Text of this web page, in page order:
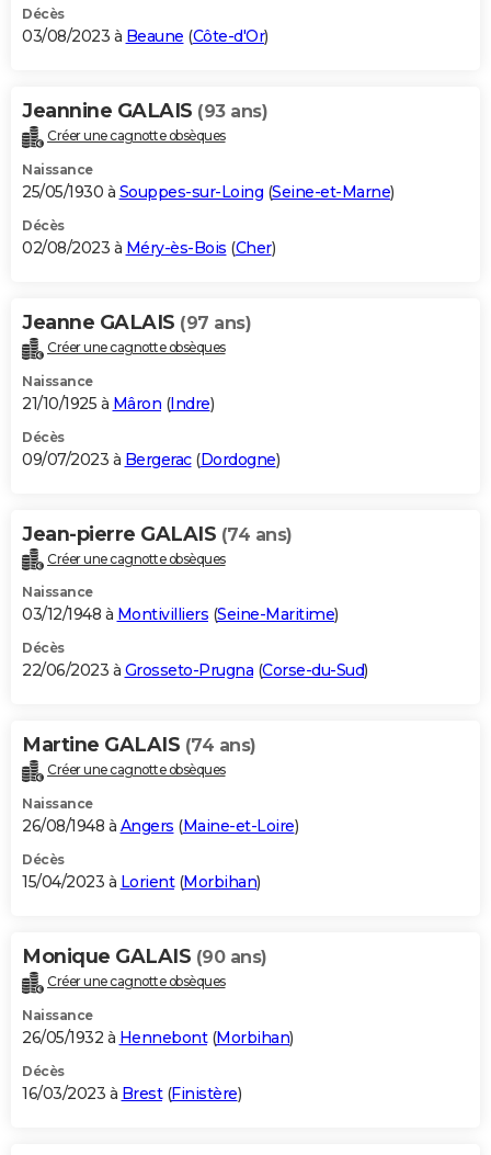
Décès
03/08/2023 à Beaune (Côte-d'Or)
Jeannine GALAIS (93 ans)
Créer une cagnotte obsèques
Naissance
25/05/1930 à Souppes-sur-Loing (Seine-et-Marne)
Décès
02/08/2023 à Méry-ès-Bois (Cher)
Jeanne GALAIS (97 ans)
Créer une cagnotte obsèques
Naissance
21/10/1925 à Mâron (Indre)
Décès
09/07/2023 à Bergerac(Dordogne)
Jean-pierre GALAIS (74 ans)
Créer une cagnotte obsèques
Naissance
03/12/1948 à Montivilliers (Seine-Maritime)
Décès
22/06/2023 à Grosseto-Prugna (Corse-du-Sud)
Martine GALAIS (74 ans)
Créer une cagnotte obsèques
Naissance
26/08/1948 à Angers (Maine-et-Loire)
Décès
15/04/2023 à Lorient(Morbihan)
Monique GALAIS (90 ans)
Créer une cagnotte obsèques
Naissance
26/05/1932 à Hennebont(Morbihan)
Décès
16/03/2023 à Brest(Finistère)